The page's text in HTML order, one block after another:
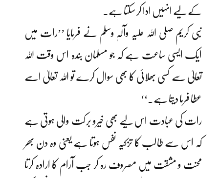
کے لیے انہیں ادا کر سکتا ہے۔
نبی کریم صلی اللہ علیہ وآلہٖ وسلم نے فرمایا ’’رات میں
ایک ایسی ساعت ہے کہ جو مسلمان بندہ اس وقت اللہ
تعالیٰ سے کسی بھلائی کا بھی سوال کرے تو اللہ تعالیٰ اسے
عطا فرما دیتا ہے۔‘‘
رات کی عبادت اس لیے بھی خیرو برکت والی ہوتی ہے
کہ اس سے طالب کا تزکیہ نفس ہوتا ہے یعنی وہ دن بھر
محنت و مشقت میں مصروف رہ کر جب آرام کا ارادہ کرتا